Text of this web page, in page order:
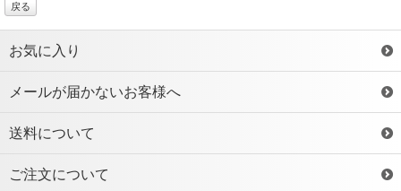
戻る
お気に入り
メールが届かないお客様へ
送料について
ご注文について